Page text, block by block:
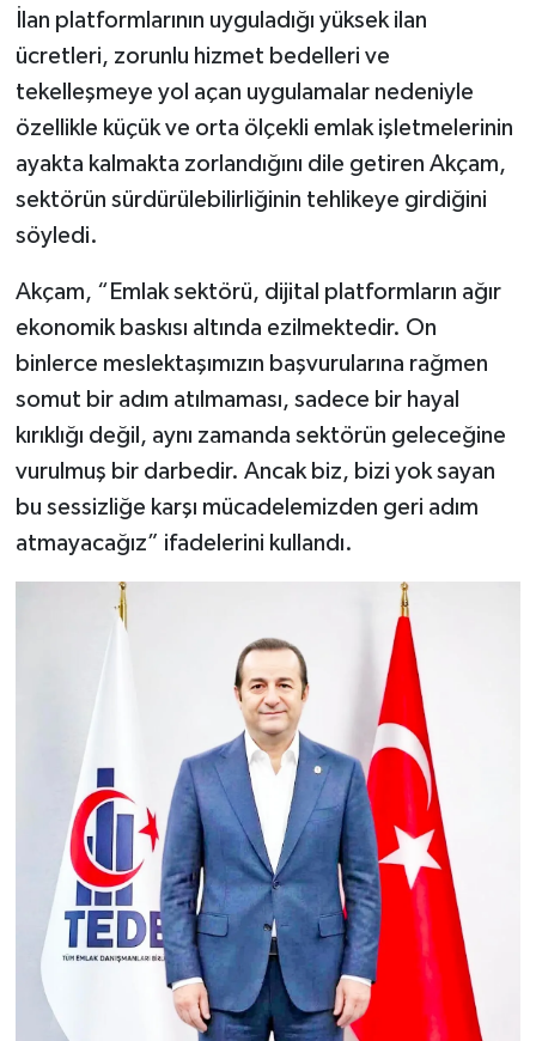
İlan platformlarının uyguladığı yüksek ilan
ücretleri, zorunlu hizmet bedelleri ve
tekelleşmeye yol açan uygulamalar nedeniyle
özellikle küçük ve orta ölçekli emlak işletmelerinin
ayakta kalmakta zorlandığını dile getiren Akçam,
sektörün sürdürülebilirliğinin tehlikeye girdiğini
söyledi.
Akçam, “Emlak sektörü, dijital platformların ağır
ekonomik baskısı altında ezilmektedir. On
binlerce meslektaşımızın başvurularına rağmen
somut bir adım atılmaması, sadece bir hayal
kırıklığı değil, aynı zamanda sektörün geleceğine
vurulmuş bir darbedir. Ancak biz, bizi yok sayan
bu sessizliğe karşı mücadelemizden geri adım
atmayacağız” ifadelerini kullandı.